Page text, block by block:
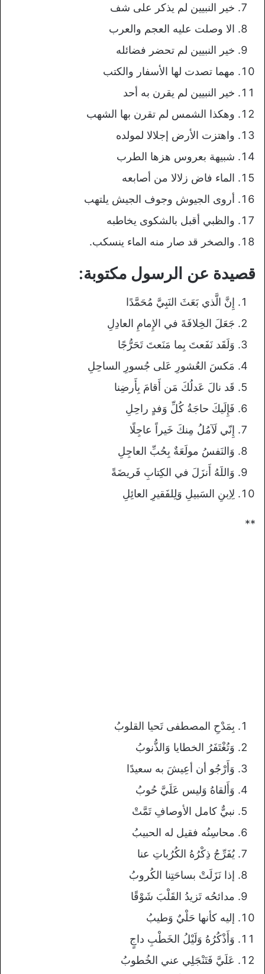
خير النبيين لم يذكر على شف
الا وصلت عليه العجم والعرب
خير النبيين لم تحضر فضائله
مهما تصدت لها الأسفار والكتب
خير النبيين لم يقرن به أحد
وهكذا الشمس لم تقرن بها الشهب
واهتزت الأرض إجلالا لمولده
شبيهة بعروس هزها الطرب
الماء فاض زلالا من أصابعه
أروى الجيوش وجوف الجيش يلتهب
والظبي أقبل بالشكوى يخاطبه
والصخر قد صار منه الماء ينسكب.
قصيدة عن الرسول مكتوبة:
إِنَّ الَّذي بَعَثَ النَبِيَّ مُحَمَّدًا
جَعَلَ الخِلافَةَ في الإِمامِ العادِلِ
وَلَقَد نَفَعتَ بِما مَنَعتَ تَحَرُّجًا
مَكسَ العُشورِ عَلى جُسورِ الساحِلِ
قَد نالَ عَدلُكَ مَن أَقامَ بِأَرضِنا
فَإِلَيكَ حاجَةُ كُلِّ وَفدٍ راحِلِ
إِنّي لَآمُلُ مِنكَ خَيراً عاجِلًا
وَالنَفسُ مولَعَةٌ بِحُبِّ العاجِلِ
وَاللَهُ أَنزَلَ في الكِتابِ فَريضَةً
لِاِبنِ السَبيلِ وَلِلفَقيرِ العائِلِ
**
بِمَدْحِ المصطفى تَحيا القلوبُ
وَتُغْتَفَرُ الخطايا وَالذُّنوبُ
وَأَرْجُو أن أعِيشَ به سعيدًا
وَأَلقاهُ وَليس عَلَيَّ حُوبُ
نبيٌّ كامل الأوصافِ تَمَّتْ
محاسِنُه فقيل له الحبيبُ
يُفَرِّجُ ذِكْرُهُ الكُرُباتِ عنا
إذا نَزَلَتْ بساحَتِنا الكُروبُ
مدائحُه تَزيدُ القَلْبَ شَوْقًا
إليه كأنها حَلْيٌ وَطيبُ
وَأَذْكُرُهُ وَلَيْلُ الخَطْبِ داجٍ
عَلَيَّ فَتَنْجَلِي عني الخُطوبُ